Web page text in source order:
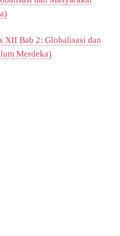
XII Bab 2: Globalisasi dan
Merdeka)